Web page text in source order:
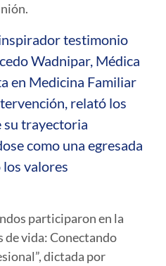
testimonio
Wadnipar, Médica
en Medicina Familiar
relató los
su trayectoria
como una egresada
valores
participaron en la
de vida: Conectando
, dictada por